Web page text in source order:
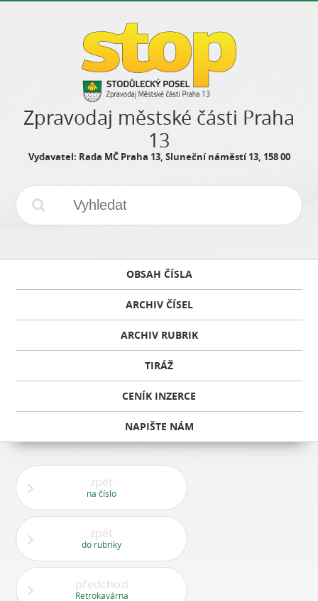
Zpravodaj městské části Praha
13
Vydavatel: Rada MČ Praha 13, Sluneční náměstí 13, 158 00
OBSAH ČÍSLA
ARCHIV ČÍSEL
ARCHIV RUBRIK
TIRÁŽ
CENÍK INZERCE
NAPIŠTE NÁM
zpět
na číslo
zpět
do rubriky
předchozí
Retrokavárna